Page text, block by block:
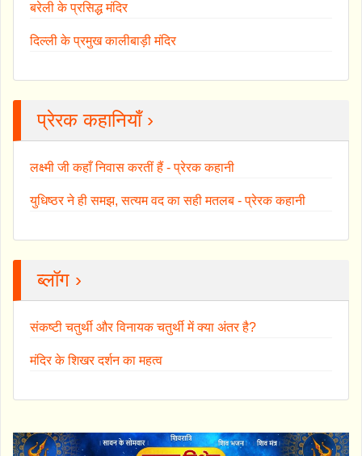
बरेली के प्रसिद्ध मंदिर
दिल्ली के प्रमुख कालीबाड़ी मंदिर
प्रेरक कहानियाँ ›
लक्ष्मी जी कहाँ निवास करतीं हैं - प्रेरक कहानी
युधिष्ठर ने ही समझ, सत्यम वद का सही मतलब - प्रेरक कहानी
ब्लॉग ›
संकष्टी चतुर्थी और विनायक चतुर्थी में क्या अंतर है?
मंदिर के शिखर दर्शन का महत्व